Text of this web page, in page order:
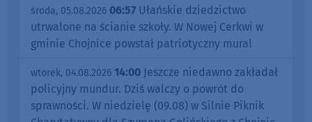
środa, 05.08.2026 06:57 Ułańskie dziedzictwo
utrwalone na ścianie szkoły. W Nowej Cerkwi w
gminie Chojnice powstał patriotyczny mural
wtorek, 04.08.2026 14:00 Jeszcze niedawno zakładał
policyjny mundur. Dziś walczy o powrót do
sprawności. W niedzielę (09.08) w Silnie Piknik